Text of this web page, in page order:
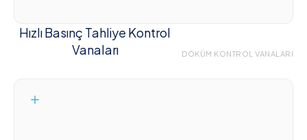
Hızlı Basınç Tahliye Kontrol
Vanaları
DÖKÜM KONTROL VANALARI